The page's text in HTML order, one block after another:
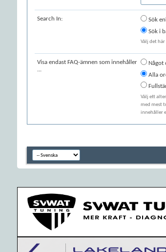
Search In:
Sök
Sök i
Välj det
Visa endast FAQ-ämnen som innehåller
...
Något
Alla
Välj ett
med mest
innehåller